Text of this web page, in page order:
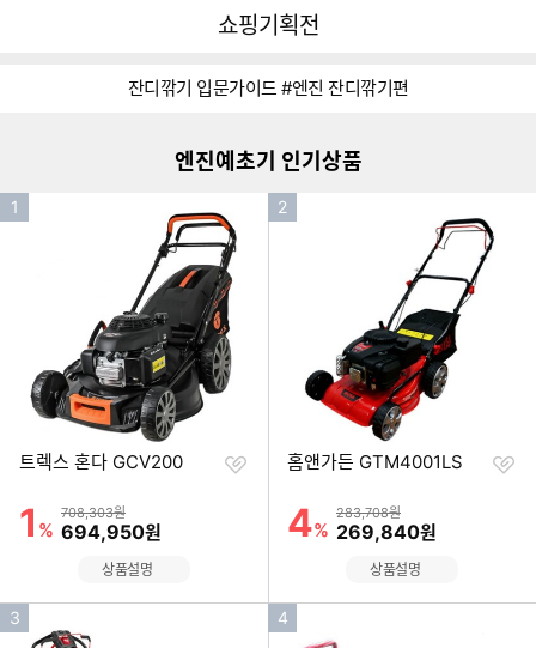
다나와
쇼핑기획전
잔디깎기 입문가이드 #엔진 잔디깎기편
깍
보
러
가
기
엔진예초기 인기상품
인1
트렉스 혼다 GCV200
할인률
1 %
상품금액
708,303원
할인금액
694,950원
찜
상품설명
인
2
홈앤가든 GTM4001LS
할인률
4%
상품금액
283,708원
할인금액
269,840원
찜
상품설명
인
3
인
4